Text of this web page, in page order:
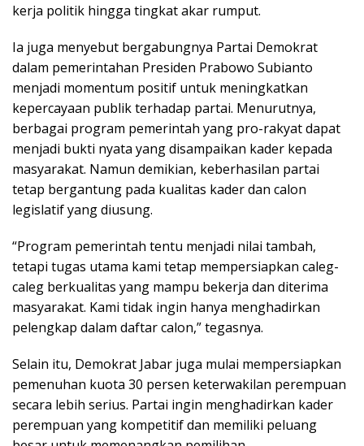
kerja politik hingga tingkat akar rumput.
Ia juga menyebut bergabungnya Partai Demokrat
dalam pemerintahan Presiden Prabowo Subianto
menjadi momentum positif untuk meningkatkan
kepercayaan publik terhadap partai. Menurutnya,
berbagai program pemerintah yang pro-rakyat dapat
menjadi bukti nyata yang disampaikan kader kepada
masyarakat. Namun demikian, keberhasilan partai
tetap bergantung pada kualitas kader dan calon
legislatif yang diusung.
“Program pemerintah tentu menjadi nilai tambah,
tetapi tugas utama kami tetap mempersiapkan caleg-
caleg berkualitas yang mampu bekerja dan diterima
masyarakat. Kami tidak ingin hanya menghadirkan
pelengkap dalam daftar calon,” tegasnya.
Selain itu, Demokrat Jabar juga mulai mempersiapkan
pemenuhan kuota 30 persen keterwakilan perempuan
secara lebih serius. Partai ingin menghadirkan kader
perempuan yang kompetitif dan memiliki peluang